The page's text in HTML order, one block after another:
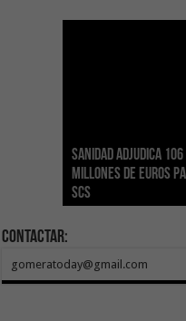
Sanidad adjudica
millones de euros
SCS
Gesplan logra la
Índice de
año consecutivo
El Gobierno canario
POSEICAN-Pesca al
tras aumentar las
Transición
adhesión a la Red
Canarias
Visocan incorpora
vivienda protegida
asequible de Tenerife
Sanidad refuerza la
los centros de
ecografía clínica
Contactar:
gomeratoday@gmail.com